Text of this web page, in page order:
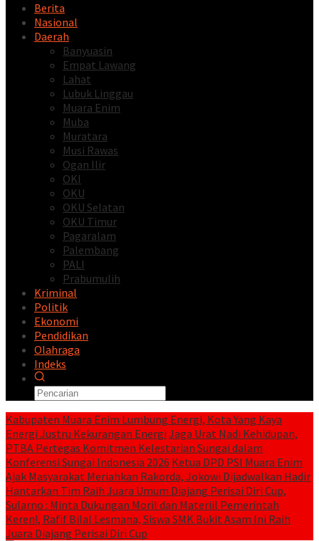
Berita
Nasional
Daerah
Banyuasin
Empat Lawang
Lahat
Lubuk Linggau
Muara Enim
Muba
Muratara
Musi Rawas
Ogan Ilir
OKI
OKU
OKU Selatan
OKU Timur
Pagaralam
Palembang
PALI
Prabumulih
Kriminal
Politik
Ekonomi
Pendidikan
Olahraga
Indeks
Kabupaten Muara Enim Lumbung Energi, Kota Yang Kaya
Energi Justru Kekurangan Energi Jaga Urat Nadi Kehidupan,
PTBA Pertegas Komitmen Kelestarian Sungai dalam
Konferensi Sungai Indonesia 2026 Ketua DPD PSI Muara Enim
Ajak Masyarakat Meriahkan Rakorda, Jokowi Dijadwalkan Hadir
Hantarkan Tim Raih Juara Umum Diajang Perisai Diri Cup,
Sularno : Minta Dukungan Moril dan Materiil Pemerintah
Keren!, Rafif Bilal Lesmana, Siswa SMK Bukit Asam Ini Raih
Juara Diajang Perisai Diri Cup